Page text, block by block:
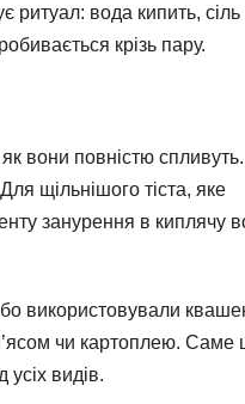
вода кипить, сіль
крізь пару.
вони повністю спливуть.
щільнішого тіста, яке
занурення в киплячу
використовували
чи картоплею. Саме
видів.